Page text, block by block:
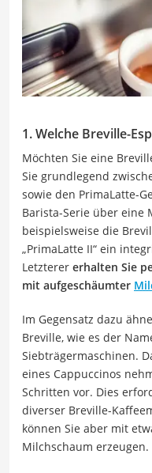
1. Welche Breville-
Möchten Sie eine
Sie grundlegend
sowie den PrimaLatte-
Barista-Serie über eine
beispielsweise die
„PrimaLatte II“ ein
Letzterer erhalten Sie
mit aufgeschäumter
Im Gegensatz dazu
Breville, wie es der
Siebträgermaschinen.
eines Cappuccinos
Schritten vor. Dies
diverser Breville-
können Sie aber mit
Milchschaum erzeugen.